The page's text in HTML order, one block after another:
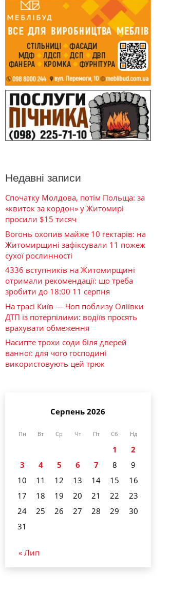
Недавні записи
Спочатку Молдова, потім Польща: за
«квиток за кордон» у Житомирі
просили $15 тисяч
Вогонь охопив майже 10 гектарів: на
Житомирщині зафіксували 11 пожеж
сухої рослинності
4336 вступників на Житомирщині
отримали рекомендації: що треба
зробити до 18:00 11 серпня
На трасі Київ — Чоп поблизу Оліївки
ДТП із потерпілими: водіїв просять
врахувати обмеження
Насипте трохи соди біля дверей
ванної: для чого господині
використовують цей трюк
Серпень 2026
Пн Вт Ср Чт Пт Сб Нд
1
2
3
4 5 6 7 8
9
10
11 12 13 14 15
16
17
18 19 20 21 22
23
24
25 26 27 28 29
30
31
« Лип